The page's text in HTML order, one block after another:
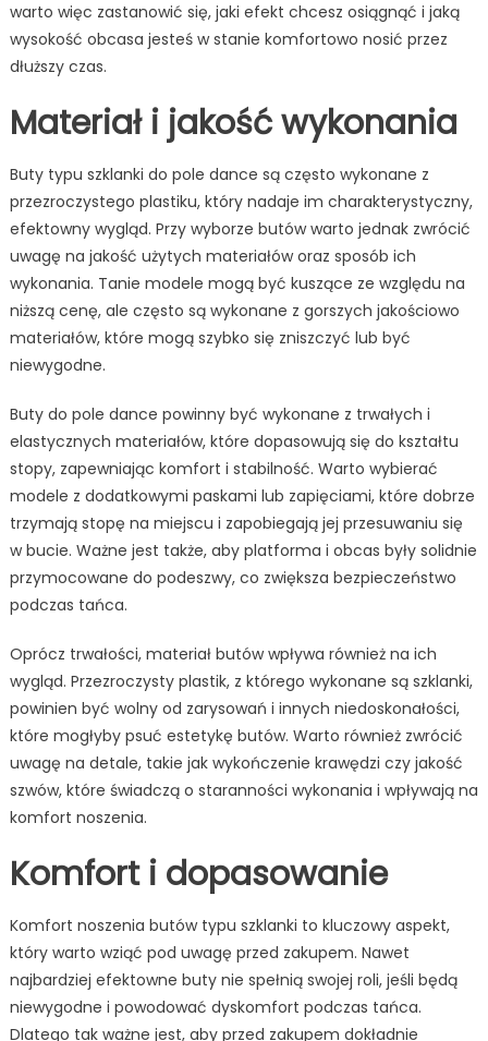
warto więc zastanowić się, jaki efekt chcesz osiągnąć i jaką
wysokość obcasa jesteś w stanie komfortowo nosić przez
dłuższy czas.
Materiał i jakość wykonania
Buty typu szklanki do pole dance są często wykonane z
przezroczystego plastiku, który nadaje im charakterystyczny,
efektowny wygląd. Przy wyborze butów warto jednak zwrócić
uwagę na jakość użytych materiałów oraz sposób ich
wykonania. Tanie modele mogą być kuszące ze względu na
niższą cenę, ale często są wykonane z gorszych jakościowo
materiałów, które mogą szybko się zniszczyć lub być
niewygodne.
Buty do pole dance powinny być wykonane z trwałych i
elastycznych materiałów, które dopasowują się do kształtu
stopy, zapewniając komfort i stabilność. Warto wybierać
modele z dodatkowymi paskami lub zapięciami, które dobrze
trzymają stopę na miejscu i zapobiegają jej przesuwaniu się
w bucie. Ważne jest także, aby platforma i obcas były solidnie
przymocowane do podeszwy, co zwiększa bezpieczeństwo
podczas tańca.
Oprócz trwałości, materiał butów wpływa również na ich
wygląd. Przezroczysty plastik, z którego wykonane są szklanki,
powinien być wolny od zarysowań i innych niedoskonałości,
które mogłyby psuć estetykę butów. Warto również zwrócić
uwagę na detale, takie jak wykończenie krawędzi czy jakość
szwów, które świadczą o staranności wykonania i wpływają na
komfort noszenia.
Komfort i dopasowanie
Komfort noszenia butów typu szklanki to kluczowy aspekt,
który warto wziąć pod uwagę przed zakupem. Nawet
najbardziej efektowne buty nie spełnią swojej roli, jeśli będą
niewygodne i powodować dyskomfort podczas tańca.
Dlatego tak ważne jest, aby przed zakupem dokładnie